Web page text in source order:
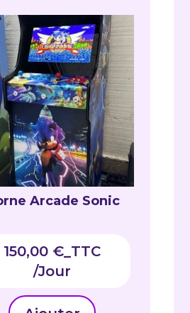
Arcade Sonic
150,00 €_TTC